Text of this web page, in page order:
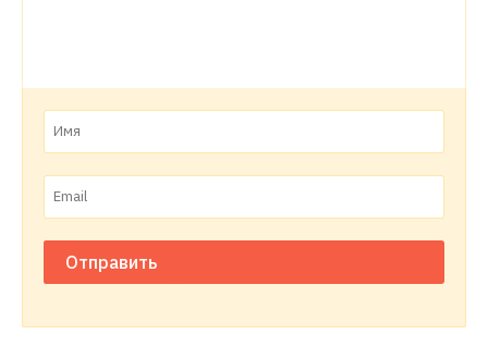
Отправить